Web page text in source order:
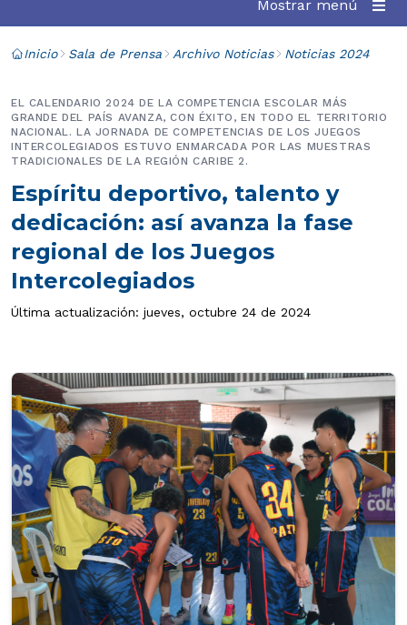
Mostrar menú
Inicio Sala de Prensa Archivo Noticias Noticias 2024
Espíritu deportivo, talento y
dedicación: así avanza la fase
regional de los Juegos
Intercolegiados
EL CALENDARIO 2024 DE LA COMPETENCIA ESCOLAR MÁS
GRANDE DEL PAÍS AVANZA, CON ÉXITO, EN TODO EL TERRITORIO
NACIONAL. LA JORNADA DE COMPETENCIAS DE LOS JUEGOS
INTERCOLEGIADOS ESTUVO ENMARCADA POR LAS MUESTRAS
TRADICIONALES DE LA REGIÓN CARIBE 2.
Última actualización: jueves, octubre 24 de 2024